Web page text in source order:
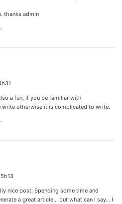
thanks admin
a fun, if you be familiar with
write otherwise it is complicated to write.
nice post. Spending some time and
a great article… but what can I say… I